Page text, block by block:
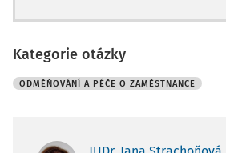
Kategorie otázky
ODMĚŇOVÁNÍ A PÉČE O ZAMĚSTNANCE